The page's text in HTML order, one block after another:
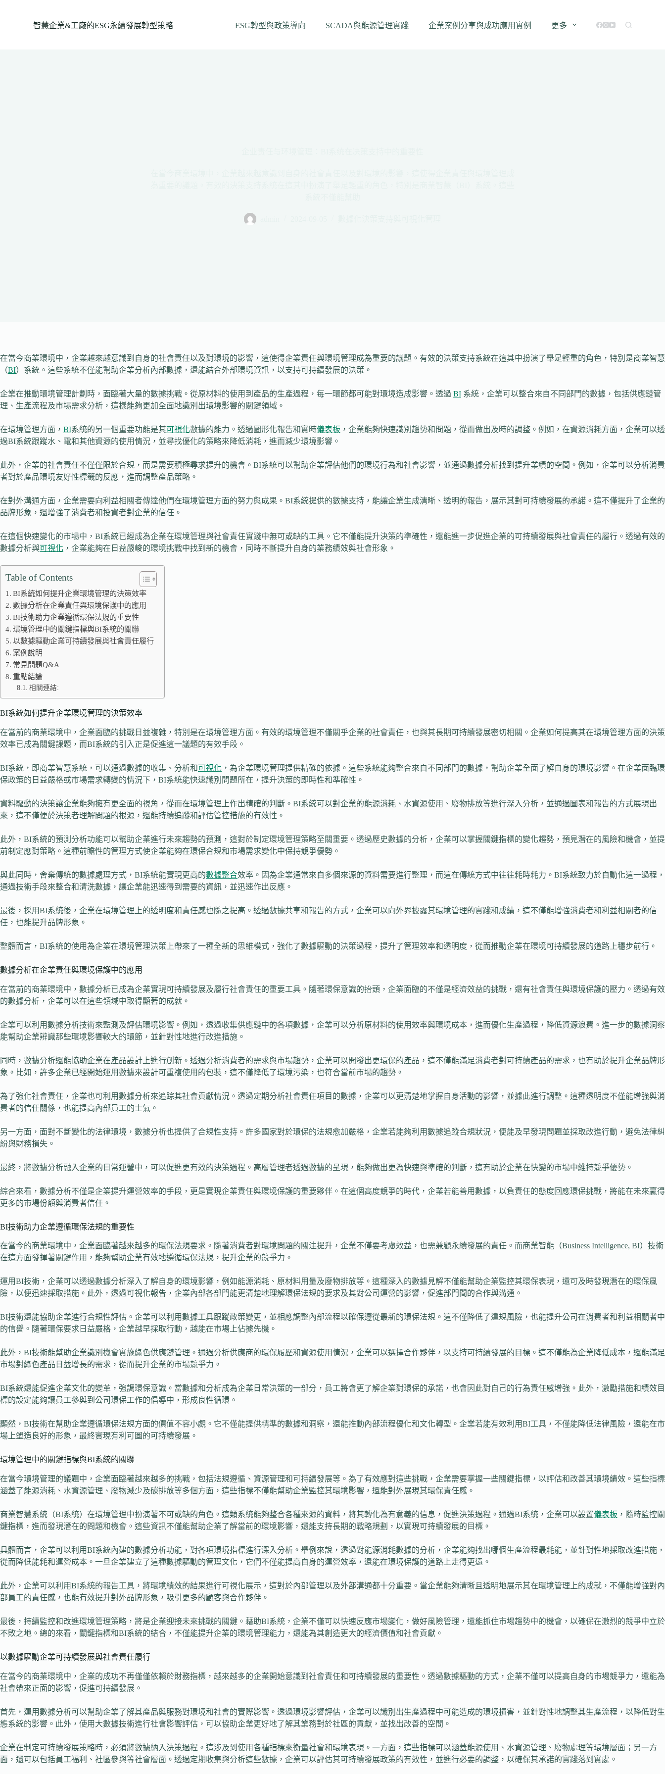
智慧企業&工廠的ESG永續發展轉型策略 ESG轉型與政策導向 SCADA與能源管理實踐 企業案例分享與成功應用實例 更多
在當今商業環境中，企業越來越意識到自身的社會責任以及對環境的影響，這使得企業責任與環境管理成為重要的議題。有效的決策支持系統在這其中扮演了舉足輕重的角色，特別是商業智慧
（BI）系統。這些系統不僅能幫助企業分析內部數據，還能結合外部環境資訊，以支持可持續發展的決策。
企業在推動環境管理計劃時，面臨著大量的數據挑戰。從原材料的使用到產品的生產過程，每一環節都可能對環境造成影響。透過 BI 系統，企業可以整合來自不同部門的數據，包括供應鏈管
理、生產流程及市場需求分析，這樣能夠更加全面地識別出環境影響的關鍵領域。
在環境管理方面， BI系統的另一個重要功能是其可視化數據的能力。透過圖形化報告和實時儀表板 ，企業能夠快速識別趨勢和問題，從而做出及時的調整。例如，在資源消耗方面，企業可以透
過BI系統跟蹤水、電和其他資源的使用情況，並尋找優化的策略來降低消耗，進而減少環境影響。
此外，企業的社會責任不僅僅限於合規，而是需要積極尋求提升的機會。BI系統可以幫助企業評估他們的環境行為和社會影響，並通過數據分析找到提升業績的空間。例如，企業可以分析消費
者對於產品環境友好性標籤的反應，進而調整產品策略。
在對外溝通方面，企業需要向利益相關者傳達他們在環境管理方面的努力與成果。BI系統提供的數據支持，能讓企業生成清晰、透明的報告，展示其對可持續發展的承諾。這不僅提升了企業的
品牌形象，還增強了消費者和投資者對企業的信任。
在這個快速變化的市場中，BI系統已經成為企業在環境管理與社會責任實踐中無可或缺的工具。它不僅能提升決策的準確性，還能進一步促進企業的可持續發展與社會責任的履行。透過有效的
數據分析與可視化 ，企業能夠在日益嚴峻的環境挑戰中找到新的機會，同時不斷提升自身的業務績效與社會形象。
Table of Contents
BI系統如何提升企業環境管理的決策效率
數據分析在企業責任與環境保護中的應用
BI技術助力企業遵循環保法規的重要性
環境管理中的關鍵指標與BI系統的關聯
以數據驅動企業可持續發展與社會責任履行
案例說明
常見問題Q&A
重點結論
相關連結:
BI系統如何提升企業環境管理的決策效率
在當前的商業環境中，企業面臨的挑戰日益複雜，特別是在環境管理方面。有效的環境管理不僅關乎企業的社會責任，也與其長期可持續發展密切相關。企業如何提高其在環境管理方面的決策
效率已成為關鍵課題，而BI系統的引入正是促進這一議題的有效手段。
BI系統，即商業智慧系統，可以通過數據的收集、分析和可視化 ，為企業環境管理提供精確的依據。這些系統能夠整合來自不同部門的數據，幫助企業全面了解自身的環境影響。在企業面臨環
保政策的日益嚴格或市場需求轉變的情況下，BI系統能快速識別問題所在，提升決策的即時性和準確性。
資料驅動的決策讓企業能夠擁有更全面的視角，從而在環境管理上作出精確的判斷。BI系統可以對企業的能源消耗、水資源使用、廢物排放等進行深入分析，並通過圖表和報告的方式展現出
來，這不僅便於決策者理解問題的根源，還能持續追蹤和評估管控措施的有效性。
此外，BI系統的預測分析功能可以幫助企業進行未來趨勢的預測，這對於制定環境管理策略至關重要。透過歷史數據的分析，企業可以掌握關鍵指標的變化趨勢，預見潛在的風險和機會，並提
前制定應對策略。這種前瞻性的管理方式使企業能夠在環保合規和市場需求變化中保持競爭優勢。
與此同時，舍棄傳統的數據處理方式，BI系統能實現更高的數據整合效率。因為企業通常來自多個來源的資料需要進行整理，而這在傳統方式中往往耗時耗力。BI系統致力於自動化這一過程，
通過技術手段來整合和清洗數據，讓企業能迅速得到需要的資訊，並迅速作出反應。
最後，採用BI系統後，企業在環境管理上的透明度和責任感也隨之提高。透過數據共享和報告的方式，企業可以向外界披露其環境管理的實踐和成績，這不僅能增強消費者和利益相關者的信
任，也能提升品牌形象。
整體而言，BI系統的使用為企業在環境管理決策上帶來了一種全新的思維模式，強化了數據驅動的決策過程，提升了管理效率和透明度，從而推動企業在環境可持續發展的道路上穩步前行。
數據分析在企業責任與環境保護中的應用
在當前的商業環境中，數據分析已成為企業實現可持續發展及履行社會責任的重要工具。隨著環保意識的抬頭，企業面臨的不僅是經濟效益的挑戰，還有社會責任與環境保護的壓力。透過有效
的數據分析，企業可以在這些領域中取得顯著的成就。
企業可以利用數據分析技術來監測及評估環境影響。例如，透過收集供應鏈中的各項數據，企業可以分析原材料的使用效率與環境成本，進而優化生產過程，降低資源浪費。進一步的數據洞察
能幫助企業辨識那些環境影響較大的環節，並針對性地進行改進措施。
同時，數據分析還能協助企業在產品設計上進行創新。透過分析消費者的需求與市場趨勢，企業可以開發出更環保的產品，這不僅能滿足消費者對可持續產品的需求，也有助於提升企業品牌形
象。比如，許多企業已經開始運用數據來設計可重複使用的包裝，這不僅降低了環境污染，也符合當前市場的趨勢。
為了強化社會責任，企業也可利用數據分析來追踪其社會貢獻情況。透過定期分析社會責任項目的數據，企業可以更清楚地掌握自身活動的影響，並據此進行調整。這種透明度不僅能增強與消
費者的信任關係，也能提高內部員工的士氣。
另一方面，面對不斷變化的法律環境，數據分析也提供了合規性支持。許多國家對於環保的法規愈加嚴格，企業若能夠利用數據追蹤合規狀況，便能及早發現問題並採取改進行動，避免法律糾
紛與財務損失。
最終，將數據分析融入企業的日常運營中，可以促進更有效的決策過程。高層管理者透過數據的呈現，能夠做出更為快速與準確的判斷，這有助於企業在快變的市場中維持競爭優勢。
綜合來看，數據分析不僅是企業提升運營效率的手段，更是實現企業責任與環境保護的重要夥伴。在這個高度競爭的時代，企業若能善用數據，以負責任的態度回應環保挑戰，將能在未來贏得
更多的市場份額與消費者信任。
BI技術助力企業遵循環保法規的重要性
在當今的商業環境中，企業面臨著越來越多的環保法規要求。隨著消費者對環境問題的關注提升，企業不僅要考慮效益，也需兼顧永續發展的責任。而商業智能（Business Intelligence, BI）技術
在這方面發揮著關鍵作用，能夠幫助企業有效地遵循環保法規，提升企業的競爭力。
運用BI技術，企業可以透過數據分析深入了解自身的環境影響，例如能源消耗、原材料用量及廢物排放等。這種深入的數據見解不僅能幫助企業監控其環保表現，還可及時發現潛在的環保風
險，以便迅速採取措施。此外，透過可視化報告，企業內部各部門能更清楚地理解環保法規的要求及其對公司運營的影響，促進部門間的合作與溝通。
BI技術還能協助企業進行合規性評估。企業可以利用數據工具跟蹤政策變更，並相應調整內部流程以確保遵從最新的環保法規。這不僅降低了違規風險，也能提升公司在消費者和利益相關者中
的信譽。隨著環保要求日益嚴格，企業越早採取行動，越能在市場上佔據先機。
此外，BI技術能幫助企業識別機會實施綠色供應鏈管理。通過分析供應商的環保履歷和資源使用情況，企業可以選擇合作夥伴，以支持可持續發展的目標。這不僅能為企業降低成本，還能滿足
市場對綠色產品日益增長的需求，從而提升企業的市場競爭力。
BI系統還能促進企業文化的變革，強調環保意識。當數據和分析成為企業日常決策的一部分，員工將會更了解企業對環保的承諾，也會因此對自己的行為責任感增強。此外，激勵措施和績效目
標的設定能夠讓員工參與到公司環保工作的倡導中，形成良性循環。
顯然，BI技術在幫助企業遵循環保法規方面的價值不容小覷。它不僅能提供精準的數據和洞察，還能推動內部流程優化和文化轉型。企業若能有效利用BI工具，不僅能降低法律風險，還能在市
場上塑造良好的形象，最終實現有利可圖的可持續發展。
環境管理中的關鍵指標與BI系統的關聯
在當今環境管理的議題中，企業面臨著越來越多的挑戰，包括法規遵循、資源管理和可持續發展等。為了有效應對這些挑戰，企業需要掌握一些關鍵指標，以評估和改善其環境績效。這些指標
涵蓋了能源消耗、水資源管理、廢物減少及碳排放等多個方面，這些指標不僅能幫助企業監控其環境影響，還能對外展現其環保責任感。
商業智慧系統（BI系統）在環境管理中扮演著不可或缺的角色。這類系統能夠整合各種來源的資料，將其轉化為有意義的信息，促進決策過程。通過BI系統，企業可以設置儀表板 ，隨時監控關
鍵指標，進而發現潛在的問題和機會。這些資訊不僅能幫助企業了解當前的環境影響，還能支持長期的戰略規劃，以實現可持續發展的目標。
具體而言，企業可以利用BI系統內建的數據分析功能，對各項環境指標進行深入分析。舉例來說，透過對能源消耗數據的分析，企業能夠找出哪個生產流程最耗能，並針對性地採取改進措施，
從而降低能耗和運營成本。一旦企業建立了這種數據驅動的管理文化，它們不僅能提高自身的運營效率，還能在環境保護的道路上走得更遠。
此外，企業可以利用BI系統的報告工具，將環境績效的結果進行可視化展示，這對於內部管理以及外部溝通都十分重要。當企業能夠清晰且透明地展示其在環境管理上的成就，不僅能增強對內
部員工的責任感，也能有效提升對外品牌形象，吸引更多的顧客與合作夥伴。
最後，持續監控和改進環境管理策略，將是企業迎接未來挑戰的關鍵。藉助BI系統，企業不僅可以快速反應市場變化，做好風險管理，還能抓住市場趨勢中的機會，以確保在激烈的競爭中立於
不敗之地。總的來看，關鍵指標和BI系統的結合，不僅能提升企業的環境管理能力，還能為其創造更大的經濟價值和社會貢獻。
以數據驅動企業可持續發展與社會責任履行
在當今的商業環境中，企業的成功不再僅僅依賴於財務指標，越來越多的企業開始意識到社會責任和可持續發展的重要性。透過數據驅動的方式，企業不僅可以提高自身的市場競爭力，還能為
社會帶來正面的影響，促進可持續發展。
首先，運用數據分析可以幫助企業了解其產品與服務對環境和社會的實際影響。透過環境影響評估，企業可以識別出生產過程中可能造成的環境損害，並針對性地調整其生產流程，以降低對生
態系統的影響。此外，使用大數據技術進行社會影響評估，可以協助企業更好地了解其業務對於社區的貢獻，並找出改善的空間。
企業在制定可持續發展策略時，必須將數據納入決策過程。這涉及到使用各種指標來衡量社會和環境表現。一方面，這些指標可以涵蓋能源使用、水資源管理、廢物處理等環境層面；另一方
面，還可以包括員工福利、社區參與等社會層面。透過定期收集與分析這些數據，企業可以評估其可持續發展政策的有效性，並進行必要的調整，以確保其承諾的實踐落到實處。